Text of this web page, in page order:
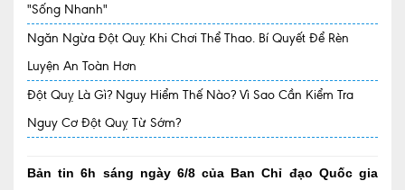
TRANG CHỦ
Quy trình khám BHYT
TIN TỨC
Thông tin y tế
"Sống Nhanh"
Ngăn Ngừa Đột Quỵ Khi Chơi Thể Thao. Bí Quyết Để Rèn
Luyện An Toàn Hơn
Đột Quỵ Là Gì? Nguy Hiểm Thế Nào? Vì Sao Cần Kiểm Tra
Nguy Cơ Đột Quỵ Từ Sớm?
Bản tin 6h sáng ngày 6/8 của Ban Chỉ đạo Quốc gia